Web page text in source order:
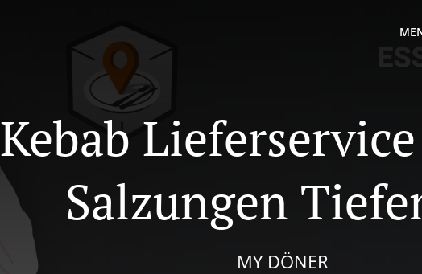
Kebab
Salzungen
MY DÖNER